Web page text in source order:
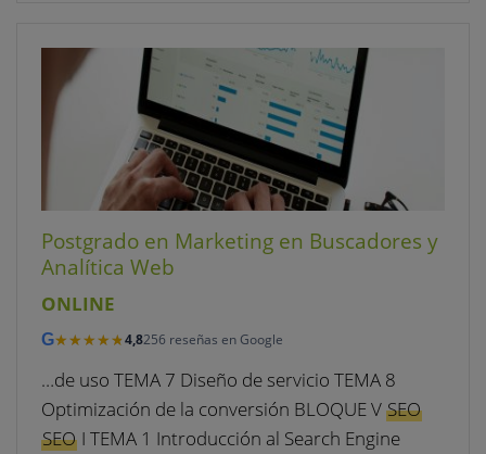
Postgrado en Marketing en Buscadores y
Analítica Web
ONLINE
G★★★★★
★★★★★4,8256 reseñas en Google
…de uso TEMA 7 Diseño de servicio TEMA 8
Optimización de la conversión BLOQUE V SEO
SEOI TEMA 1 Introducción al Search Engine